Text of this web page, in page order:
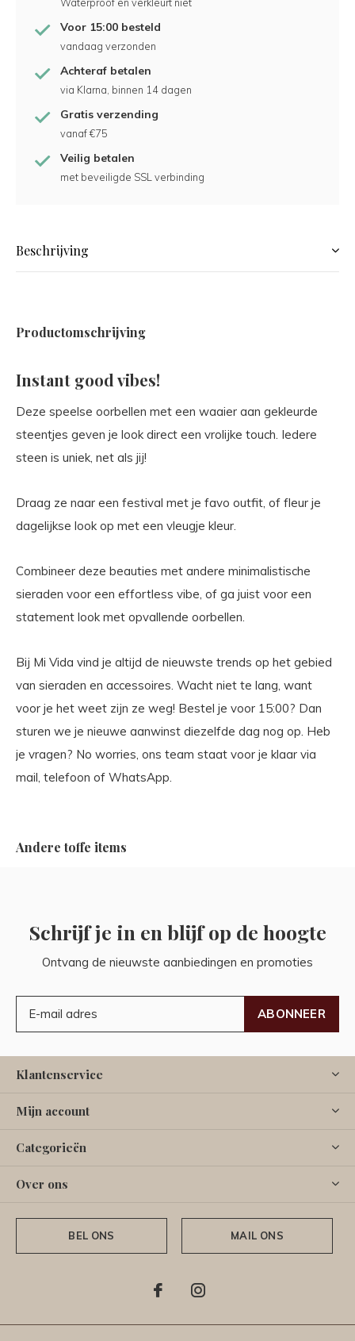
Voor 15:00 besteld
vandaag verzonden
Achteraf betalen
via Klarna, binnen 14 dagen
Gratis verzending
vanaf €75
Veilig betalen
met beveiligde SSL verbinding
Beschrijving
Productomschrijving
Instant good vibes!
Deze speelse oorbellen met een waaier aan gekleurde
steentjes geven je look direct een vrolijke touch. Iedere
steen is uniek, net als jij!
Draag ze naar een festival met je favo outfit, of fleur je
dagelijkse look op met een vleugje kleur.
Combineer deze beauties met andere minimalistische
sieraden voor een effortless vibe, of ga juist voor een
statement look met opvallende oorbellen.
Bij Mi Vida vind je altijd de nieuwste trends op het gebied
van sieraden en accessoires. Wacht niet te lang, want
voor je het weet zijn ze weg! Bestel je voor 15:00? Dan
sturen we je nieuwe aanwinst diezelfde dag nog op. Heb
je vragen? No worries, ons team staat voor je klaar via
mail, telefoon of WhatsApp.
Andere toffe items
Schrijf je in en blijf op de hoogte
Ontvang de nieuwste aanbiedingen en promoties
ABONNEER
Klantenservice
Mijn account
Categorieën
Over ons
BEL ONS MAIL ONS